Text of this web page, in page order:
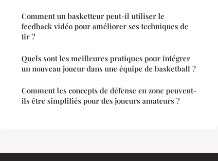
Comment un basketteur peut-il utiliser le
feedback vidéo pour améliorer ses techniques de
tir ?
Quels sont les meilleures pratiques pour intégrer
un nouveau joueur dans une équipe de basketball ?
Comment les concepts de défense en zone peuvent-
ils être simplifiés pour des joueurs amateurs ?